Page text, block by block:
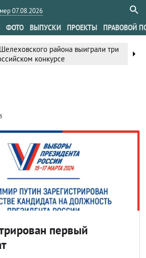
07.08.2026
ФОТО ВЫПУСКИ ПРОЕКТЫ ПРАВОВОЙ
района выиграли три
конкурсе
arrow_right
первый